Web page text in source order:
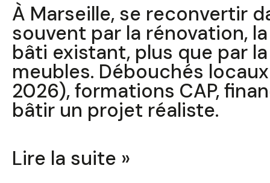
À Marseille, se reconvertir
souvent par la rénovation,
bâti existant, plus que par
meubles. Débouchés
2026), formations CAP,
bâtir un projet réaliste.
Lire la suite »